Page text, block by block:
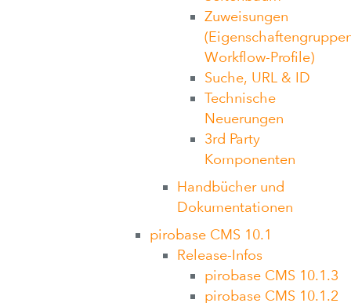
Zuweisungen
Workflow-Profile)
Suche, URL & ID
Technische
Neuerungen
3rd Party
Komponenten
Handbücher und
Dokumentationen
pirobase CMS 10.1
Release-Infos
pirobase CMS 10.1.3
pirobase CMS 10.1.2